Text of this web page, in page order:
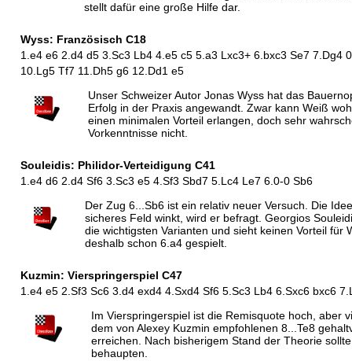
stellt dafür eine große Hilfe dar.
Wyss: Französisch C18
1.e4 e6 2.d4 d5 3.Sc3 Lb4 4.e5 c5 5.a3 Lxc3+ 6.bxc3 Se7 7.Dg4
10.Lg5 Tf7 11.Dh5 g6 12.Dd1 e5
Unser Schweizer Autor Jonas Wyss hat das
Erfolg in der Praxis angewandt. Zwar kann Weiß
einen minimalen Vorteil erlangen, doch sehr
Vorkenntnisse nicht.
Souleidis: Philidor-Verteidigung C41
1.e4 d6 2.d4 Sf6 3.Sc3 e5 4.Sf3 Sbd7 5.Lc4 Le7 6.0-0 Sb6
Der Zug 6...Sb6 ist ein relativ neuer Versuch. Die
sicheres Feld winkt, wird er befragt. Georgios
die wichtigsten Varianten und sieht keinen Vorteil für
deshalb schon 6.a4 gespielt.
Kuzmin: Vierspringerspiel C47
1.e4 e5 2.Sf3 Sc6 3.d4 exd4 4.Sxd4 Sf6 5.Sc3 Lb4 6.Sxc6 bxc6
Im Vierspringerspiel ist die Remisquote hoch, aber
dem von Alexey Kuzmin empfohlenen 8...Te8
erreichen. Nach bisherigem Stand der Theorie
behaupten.